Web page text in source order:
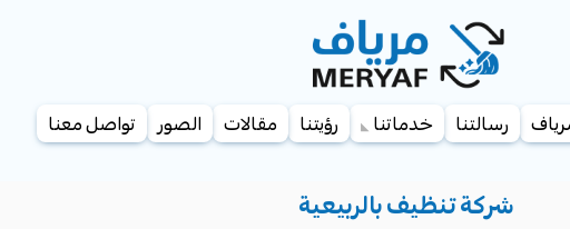
رسالتنا خدماتنا رؤيتنا مقالات الصور تواصل معنا
شركة تنظيف بالربيعية